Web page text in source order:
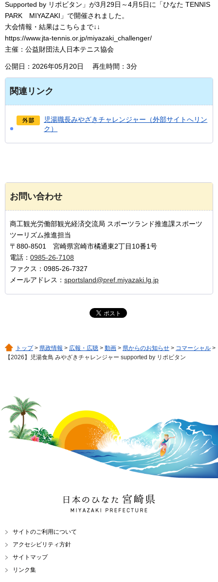
Supported by リポビタン」が3月29日～4月5日に「ひなた TENNIS
PARK MIYAZAKI」で開催されました。
大会情報・結果はこちらまで↓↓
https://www.jta-tennis.or.jp/miyazaki_challenger/
主催：公益財団法人日本テニス協会
公開日：2026年05月20日 再生時間：3分
関連リンク
児湯職長みやざきチャレンジャー（外部サイトへリン
ク）
お問い合わせ
商工観光労働部観光経済交流局 スポーツランド推進課スポーツ
ツーリズム推進担当
〒880-8501 宮崎県宮崎市橘通東2丁目10番1号
電話： 0985-26-7108
ファクス：0985-26-7327
メールアドレス： sportsland@pref.miyazaki.lg.jp
トップ> 県政情報 > 広報・広聴 > 動画 > 県からのお知らせ > コマーシャル >
【2026】児湯食鳥 みやざきチャレンジャー supported by リポビタン
日本のひなた 宮崎県
MIYAZAKI PREFECTURE
サイトのご利用について
アクセシビリティ方針
サイトマップ
リンク集